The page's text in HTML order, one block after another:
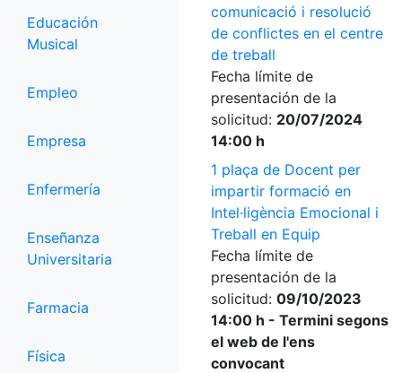
Educación
Musical
Empleo
Empresa
Enfermería
Enseñanza
Universitaria
Farmacia
Física
comunicació i resolució
de conflictes en el centre
de treball
Fecha límite de
presentación de la
solicitud: 20/07/2024
14:00 h
1 plaça de Docent per
impartir formació en
Intel·ligència Emocional i
Treball en Equip
Fecha límite de
presentación de la
solicitud: 09/10/2023
14:00 h - Termini segons
el web de l'ens
convocant